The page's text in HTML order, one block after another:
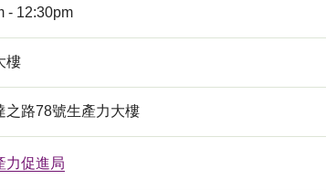
- 12:30pm
樓
之路78號生產力大樓
力促進局